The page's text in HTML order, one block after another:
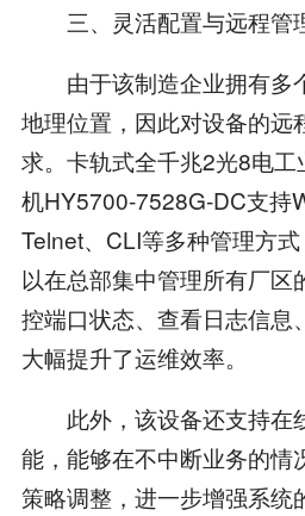
三、灵活配置与远程管
由于该制造企业拥有多
地理位置，因此对设备的远
求。卡轨式全千兆2光8电
机HY5700-7528G-DC支持
Telnet、CLI等多种管理方
以在总部集中管理所有厂区
控端口状态、查看日志信息
大幅提升了运维效率。
此外，该设备还支持在
能，能够在不中断业务的情
策略调整，进一步增强系统